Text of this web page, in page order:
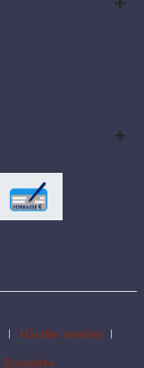
Händler werden
Standorte